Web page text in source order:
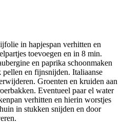
in hapjespan verhitten en
toevoegen en in 8 min.
en paprika schoonmaken
en fijnsnijden. Italiaanse
Groenten en kruiden aan
Eventueel paar el water
verhitten en hierin worstjes
in stukken snijden en door